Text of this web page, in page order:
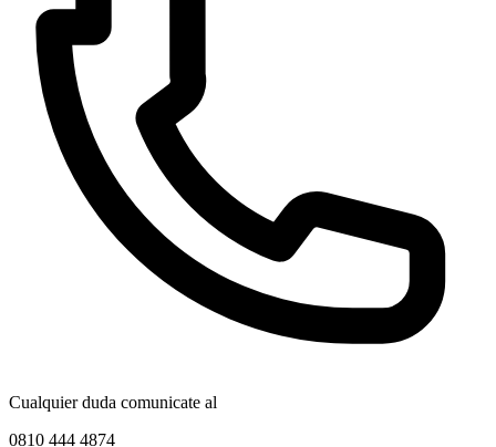
Cualquier duda comunicate al
0810 444 4874